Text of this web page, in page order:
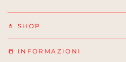
💄 SHOP
📒 INFORMAZIONI